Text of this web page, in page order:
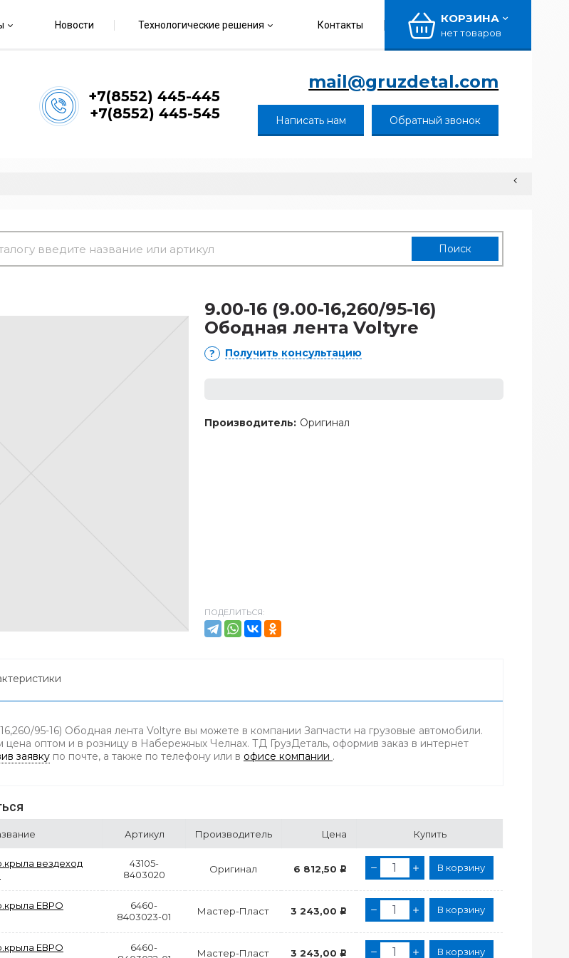
Новости Технологические решения Контакты КОРЗИНА
нет товаров
+7(8552) 445-445
+7(8552) 445-545
mail@gruzdetal.com
Написать нам Обратный звонок
9.00-16 (9.00-16,260/95-16)
Ободная лента Voltyre
Получить консультацию
Производитель: Оригинал
ПОДЕЛИТЬСЯ:
95-16) Ободная лента Voltyre вы можете в компании Запчасти на грузовые автомобили.
цена оптом и в розницу в Набережных Челнах. ТД ГрузДеталь, оформив заказ в интернет
заявку по почте, а также по телефону или в офисе компании .
Артикул Производитель Цена Купить
вездеход
43105-
8403020
Оригинал 6 812,50 Р В корзину
ЕВРО
6460-
8403023-01
Мастер-Пласт 3 243,00 Р В корзину
ЕВРО
6460-
Мастер-Пласт 3 243,00 Р В корзину